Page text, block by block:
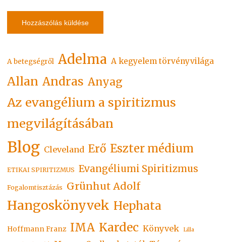
A betegségről Adelma A kegyelem törvényvilága
Allan Andras Anyag
Az evangélium a spiritizmus
megvilágításában
Blog Cleveland Erő Eszter médium
ETIKAI SPIRITIZMUS Evangéliumi Spiritizmus
Fogalomtisztázás Grünhut Adolf
Hangoskönyvek Hephata
Hoffmann Franz IMA Kardec Könyvek Lilla